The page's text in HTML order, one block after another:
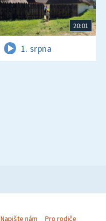
20:01
1. srpna
Napište nám Pro rodiče